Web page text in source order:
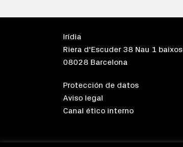
Irídia
Riera d'Escuder 38 Nau 1 baixos
08028 Barcelona
Protección de datos
Aviso legal
Canal ético interno